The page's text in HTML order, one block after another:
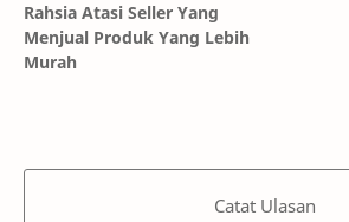
Rahsia Atasi Seller Yang
Menjual Produk Yang Lebih
Murah
Catat Ulasan